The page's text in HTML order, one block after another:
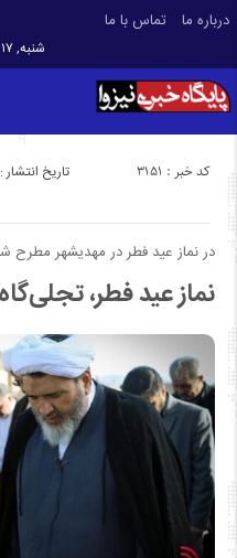
درباره ما تماس با ما
شنبه, ۱۷ مرداد , ۱۴۰۵
تاریخ انتشار : دوشنبه ۱۱ کد خبر : 3151
در نماز عید فطر در مهدیشهر مطرح
نماز عید فطر،